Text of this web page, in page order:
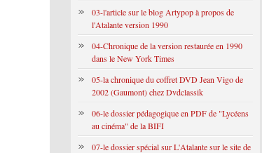
03-l'article sur le blog Artypop à propos de
l'Atalante version 1990
04-Chronique de la version restaurée en 1990
dans le New York Times
05-la chronique du coffret DVD Jean Vigo de
2002 (Gaumont) chez Dvdclassik
06-le dossier pédagogique en PDF de "Lycéens
au cinéma" de la BIFI
07-le dossier spécial sur L'Atalante sur le site de